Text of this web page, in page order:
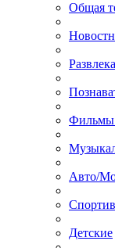
Общая
Фильмы
Авто/
Детские